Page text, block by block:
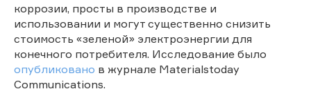
коррозии, просты в производстве и
использовании и могут существенно снизить
стоимость «зеленой» электроэнергии для
конечного потребителя. Исследование было
опубликовано в журнале Materialstoday
Communications.